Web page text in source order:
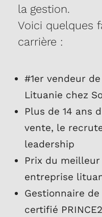
la gestion.
Voici quelques
carrière :
#1er vendeur
Lituanie chez
Plus de 14 ans
vente, le
leadership
Prix du meilleur
entreprise
Gestionnaire
certifié PRINCE2